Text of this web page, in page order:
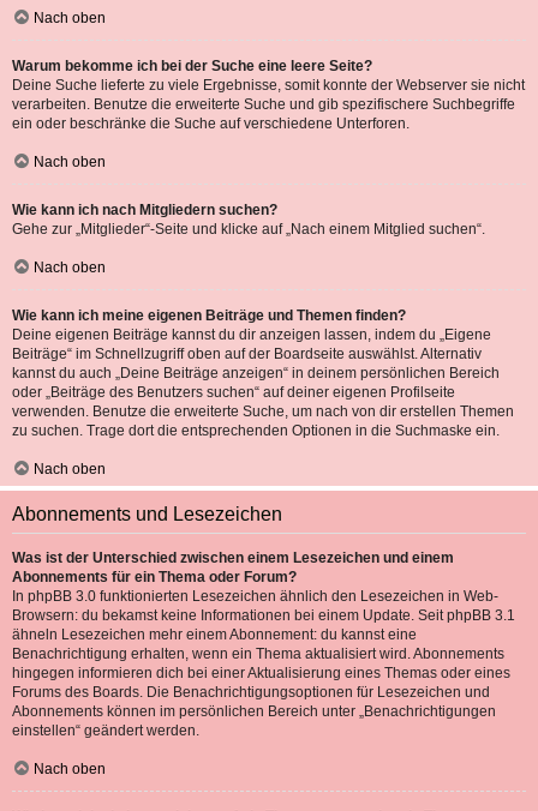
Nach oben
Warum bekomme ich bei der Suche eine leere Seite?
Deine Suche lieferte zu viele Ergebnisse, somit konnte der Webserver sie nicht
verarbeiten. Benutze die erweiterte Suche und gib spezifischere Suchbegriffe
ein oder beschränke die Suche auf verschiedene Unterforen.
Nach oben
Wie kann ich nach Mitgliedern suchen?
Gehe zur „Mitglieder“-Seite und klicke auf „Nach einem Mitglied suchen“.
Nach oben
Wie kann ich meine eigenen Beiträge und Themen finden?
Deine eigenen Beiträge kannst du dir anzeigen lassen, indem du „Eigene
Beiträge“ im Schnellzugriff oben auf der Boardseite auswählst. Alternativ
kannst du auch „Deine Beiträge anzeigen“ in deinem persönlichen Bereich
oder „Beiträge des Benutzers suchen“ auf deiner eigenen Profilseite
verwenden. Benutze die erweiterte Suche, um nach von dir erstellen Themen
zu suchen. Trage dort die entsprechenden Optionen in die Suchmaske ein.
Nach oben
Abonnements und Lesezeichen
Was ist der Unterschied zwischen einem Lesezeichen und einem
Abonnements für ein Thema oder Forum?
In phpBB 3.0 funktionierten Lesezeichen ähnlich den Lesezeichen in Web-
Browsern: du bekamst keine Informationen bei einem Update. Seit phpBB 3.1
ähneln Lesezeichen mehr einem Abonnement: du kannst eine
Benachrichtigung erhalten, wenn ein Thema aktualisiert wird. Abonnements
hingegen informieren dich bei einer Aktualisierung eines Themas oder eines
Forums des Boards. Die Benachrichtigungsoptionen für Lesezeichen und
Abonnements können im persönlichen Bereich unter „Benachrichtigungen
einstellen“ geändert werden.
Nach oben